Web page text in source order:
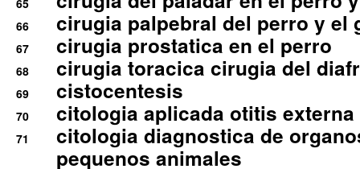
65
66 cirugia palpebral del perro y el
67 cirugia prostatica en el perro
68 cirugia toracica cirugia del
69 cistocentesis
70 citologia aplicada otitis externa
71
citologia diagnostica de
pequenos animales